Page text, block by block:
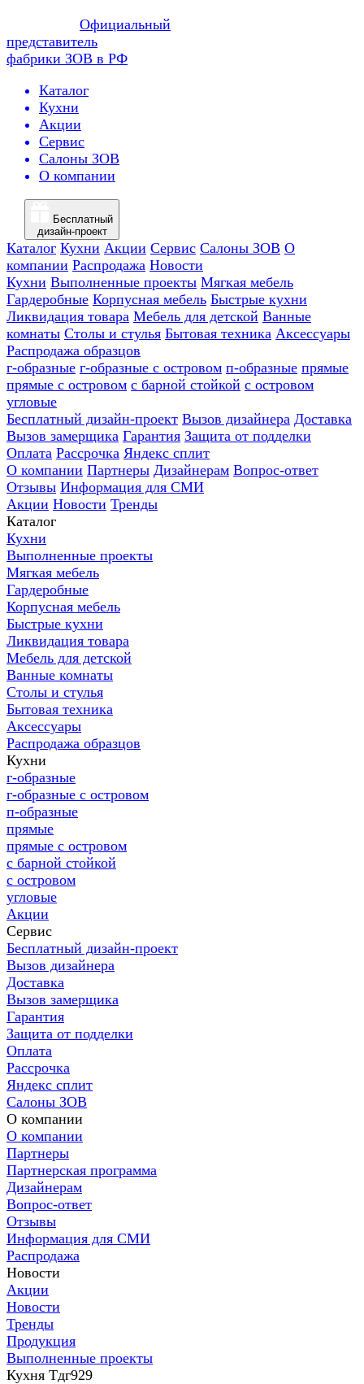
Официальный
представитель
фабрики ЗОВ в РФ
Каталог
Кухни
Акции
Сервис
Салоны ЗОВ
О компании
Бесплатный
дизайн-проект
Каталог Кухни Акции Сервис Салоны ЗОВ О
компании Распродажа Новости
Кухни Выполненные проекты Мягкая мебель
Гардеробные Корпусная мебель Быстрые кухни
Ликвидация товара Мебель для детской Ванные
комнаты Столы и стулья Бытовая техника Аксессуары
Распродажа образцов
г-образные г-образные с островом п-образные прямые
прямые с островом с барной стойкой с островом
угловые
Бесплатный дизайн-проект Вызов дизайнера Доставка
Вызов замерщика Гарантия Защита от подделки
Оплата Рассрочка Яндекс сплит
О компании Партнеры Дизайнерам Вопрос-ответ
Отзывы Информация для СМИ
Акции Новости Тренды
Каталог
Кухни
Выполненные проекты
Мягкая мебель
Гардеробные
Корпусная мебель
Быстрые кухни
Ликвидация товара
Мебель для детской
Ванные комнаты
Столы и стулья
Бытовая техника
Аксессуары
Распродажа образцов
Кухни
г-образные
г-образные с островом
п-образные
прямые
прямые с островом
с барной стойкой
с островом
угловые
Акции
Сервис
Бесплатный дизайн-проект
Вызов дизайнера
Доставка
Вызов замерщика
Гарантия
Защита от подделки
Оплата
Рассрочка
Яндекс сплит
Салоны ЗОВ
О компании
О компании
Партнеры
Партнерская программа
Дизайнерам
Вопрос-ответ
Отзывы
Информация для СМИ
Распродажа
Новости
Акции
Новости
Тренды
Продукция
Выполненные проекты
Кухня Тдг929